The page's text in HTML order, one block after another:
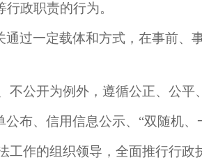
政职责的行为。
过一定载体和方式，在事前、
公开为例外，遵循公正、公平
布、信用信息公示、 “双随机、
工作的组织领导，全面推行行